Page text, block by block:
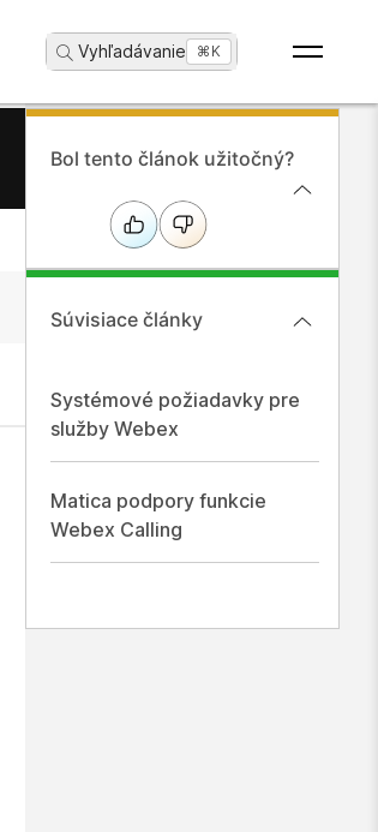
Vyhľadávanie ...⌘K
Bol tento článok užitočný?
Súvisiace články
Systémové požiadavky pre
služby Webex
Matica podpory funkcie
Webex Calling